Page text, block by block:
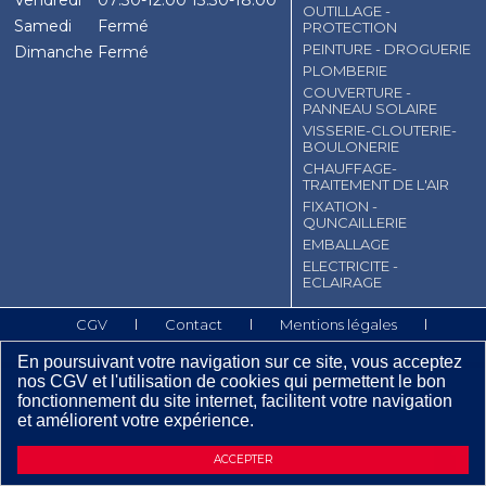
ACCEPTER
En poursuivant votre navigation sur ce site, vous acceptez
nos CGV et l'utilisation de cookies qui permettent le bon
fonctionnement du site internet, facilitent votre navigation
et améliorent votre expérience.
Samedi
Fermé
Dimanche Fermé
OUTILLAGE -
PROTECTION
PEINTURE - DROGUERIE
PLOMBERIE
COUVERTURE -
PANNEAU SOLAIRE
VISSERIE-CLOUTERIE-
BOULONERIE
CHAUFFAGE-
TRAITEMENT DE L'AIR
FIXATION -
QUNCAILLERIE
EMBALLAGE
ELECTRICITE -
ECLAIRAGE
CGV Contact
Mentions légales
Plan du site